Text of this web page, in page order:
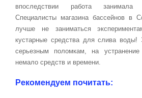
впоследствии работа
Специалисты магазина бассейнов в
лучше не заниматься
кустарные средства для слива воды!
серьезным поломкам, на
немало средств и времени.
Рекомендуем почитать: